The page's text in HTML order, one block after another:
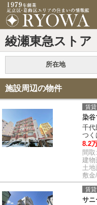
綾瀬東急ストア
所在地
施設周辺の物件
賃
染谷
千代
つく
8.2
間取:
建物
土地
敷
賃
サニ